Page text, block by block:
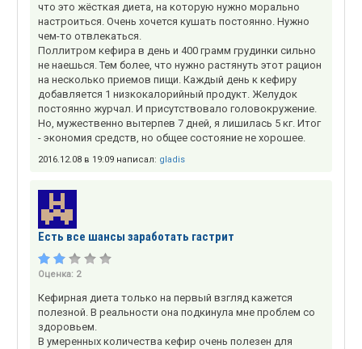
что это жёсткая диета, на которую нужно морально
настроиться. Очень хочется кушать постоянно. Нужно
чем-то отвлекаться.
Поллитром кефира в день и 400 грамм грудинки сильно
не наешься. Тем более, что нужно растянуть этот рацион
на несколько приемов пищи. Каждый день к кефиру
добавляется 1 низкокалорийный продукт. Желудок
постоянно журчал. И присутствовало головокружение.
Но, мужественно вытерпев 7 дней, я лишилась 5 кг. Итог
- экономия средств, но общее состояние не хорошее.
2016.12.08 в 19:09 написал: gladis
Есть все шансы заработать гастрит
Оценка: 2
Кефирная диета только на первый взгляд кажется
полезной. В реальности она подкинула мне проблем со
здоровьем.
В умеренных количества кефир очень полезен для